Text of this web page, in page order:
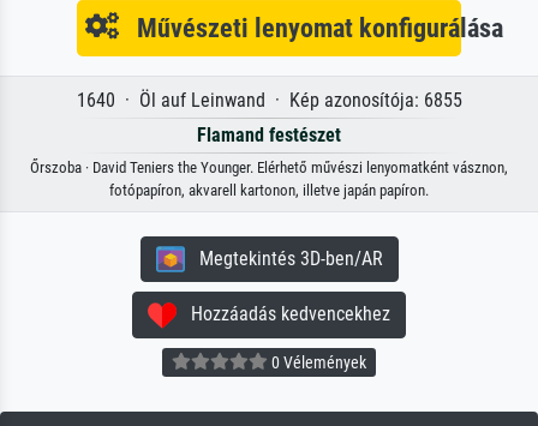
Művészeti lenyomat konfigurálása
1640 · Öl auf Leinwand · Kép azonosítója: 6855
Flamand festészet
Őrszoba · David Teniers the Younger. Elérhető művészi lenyomatként vásznon,
fotópapíron, akvarell kartonon, illetve japán papíron.
Megtekintés 3D-ben/AR
Hozzáadás kedvencekhez
0 Vélemények